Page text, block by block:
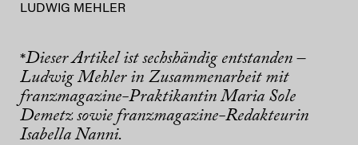
LUDWIG MEHLER
*Dieser Artikel ist sechshändig entstanden –
Ludwig Mehler in Zusammenarbeit mit
franzmagazine-Praktikantin Maria Sole
Demetz sowie franzmagazine-Redakteurin
Isabella Nanni.